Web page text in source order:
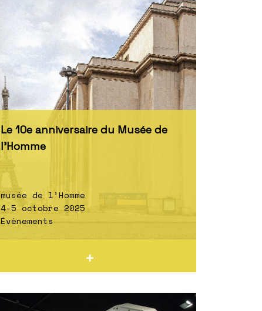
Le 10e anniversaire du Musée de
l’Homme
musée de l’Homme
4-5 octobre 2025
Évènements